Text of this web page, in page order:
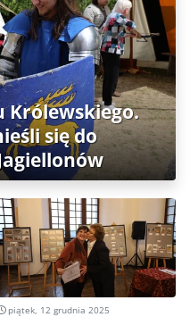
Królewskiego.
się do
piątek, 12 grudnia 2025